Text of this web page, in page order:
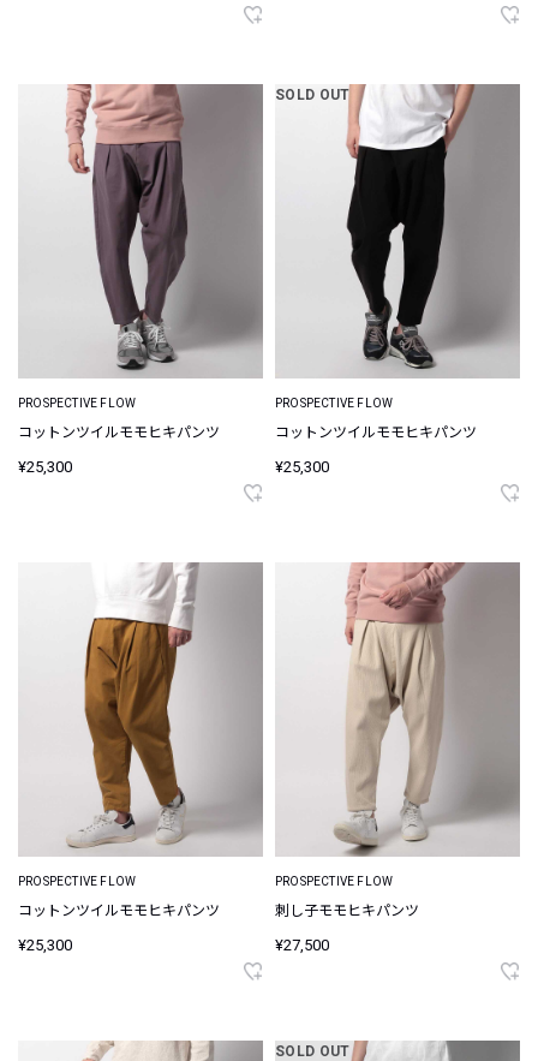
PROSPECTIVE FLOW
コットンツイルモモヒキパンツ
¥25,300
SOLD OUT
PROSPECTIVE FLOW
コットンツイルモモヒキパンツ
¥25,300
PROSPECTIVE FLOW
コットンツイルモモヒキパンツ
¥25,300
PROSPECTIVE FLOW
刺し子モモヒキパンツ
¥27,500
SOLD OUT